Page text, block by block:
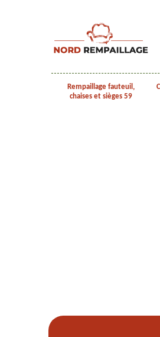
Rempaillage fauteuil,
chaises et sièges 59